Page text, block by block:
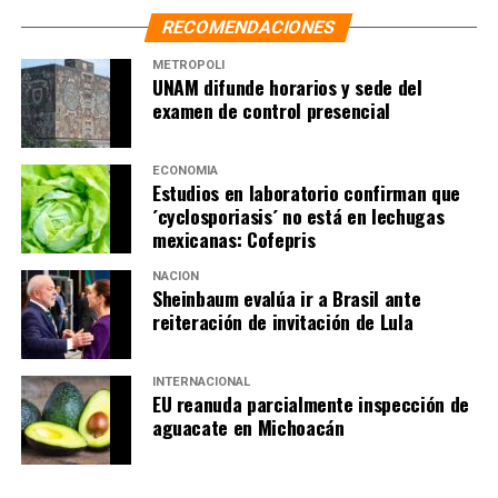
NOTAS RELACIONADAS: CEMEX COLOMBIA
JUAN MANUEL SANTOS
RECOMENDACIONES
METRÓPOLI
UNAM difunde horarios y sede del
examen de control presencial
ECONOMÍA
Estudios en laboratorio confirman que
´cyclosporiasis´ no está en lechugas
mexicanas: Cofepris
NACIÓN
Sheinbaum evalúa ir a Brasil ante
reiteración de invitación de Lula
INTERNACIONAL
EU reanuda parcialmente inspección de
aguacate en Michoacán